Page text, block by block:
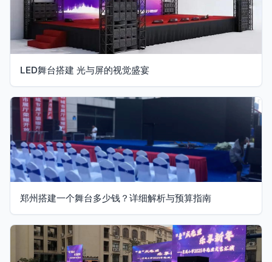
LED舞台搭建 光与屏的视觉盛宴
郑州搭建一个舞台多少钱？详细解析与预算指南